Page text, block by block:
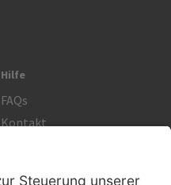
Hilfe
FAQs
Kontakt
Rechtliches